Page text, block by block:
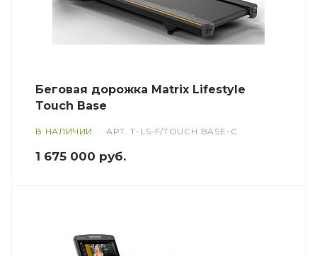
Беговая дорожка Matrix Lifestyle
Touch Base
В НАЛИЧИИ АРТ.T-LS-F/TOUCH BASE-C
1 675 000 руб.